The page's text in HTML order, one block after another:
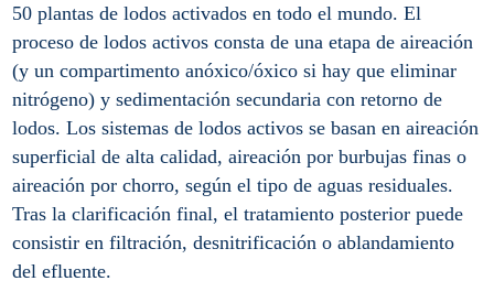
50 plantas de lodos activados en todo el mundo. El
proceso de lodos activos consta de una etapa de aireación
(y un compartimento anóxico/óxico si hay que eliminar
nitrógeno) y sedimentación secundaria con retorno de
lodos. Los sistemas de lodos activos se basan en aireación
superficial de alta calidad, aireación por burbujas finas o
aireación por chorro, según el tipo de aguas residuales.
Tras la clarificación final, el tratamiento posterior puede
consistir en filtración, desnitrificación o ablandamiento
del efluente.